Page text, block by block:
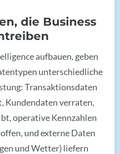
die Business
aufbauen, geben
unterschiedliche
Transaktionsdaten
Kundendaten verraten,
operative Kennzahlen
und externe Daten
und Wetter) liefern